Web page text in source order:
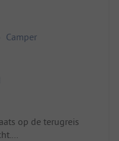
Camper
op de terugreis